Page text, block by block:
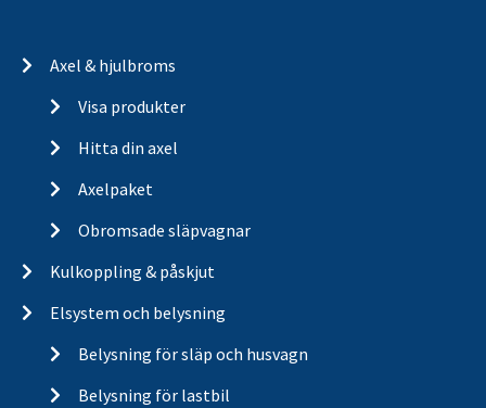
Axel & hjulbroms
Visa produkter
Hitta din axel
Axelpaket
Obromsade släpvagnar
Kulkoppling & påskjut
Elsystem och belysning
Belysning för släp och husvagn
Belysning för lastbil